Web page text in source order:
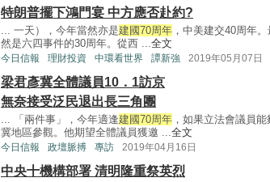
特朗普擺下鴻門宴 中方應否赴約?
... 一天），今年當然亦是建國70周年 ，中美建交40周年
然是六四事件的30周年。從西 ...全文
今日信報 理財投資 中環看世界 譚新強 2019年05月07日
梁君彥冀全體議員10．1訪京
無奈接受泛民退出長三角團
... 「兩件事」，今年適逢建國70周年 ，如果立法會議員
冀地區參觀。他期望全體議員獲邀 ...全文
今日信報 政壇脈搏 專訪 2019年04月16日
中央十機構部署 清明隆重祭英烈